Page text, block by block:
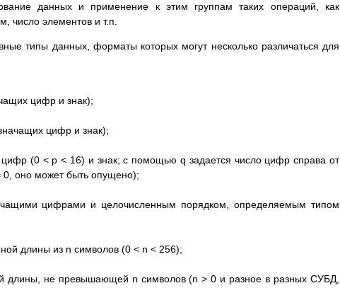
данных и применение к этим группам таких операций, как
число элементов и т.п.
типы данных, форматы которых могут несколько различаться для
цифр и знак);
цифр и знак);
(0 < p < 16) и знак; с помощью q задается число цифр справа от
0, оно может быть опущено);
цифрами и целочисленным порядком, определяемым типом
длины из n символов (0 < n < 256);
длины, не превышающей n символов (n > 0 и разное в разных СУБД,